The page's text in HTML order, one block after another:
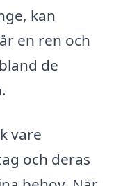
kan
en ren och
de
vare
och deras